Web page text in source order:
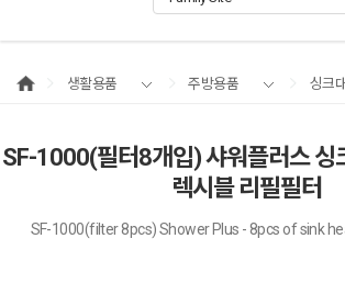
생활용품 주방용품 싱크
SF-1000(필터8개입) 샤워플러스 싱
렉시블 리필필터
SF-1000(filter 8pcs) Shower Plus - 8pcs of sink